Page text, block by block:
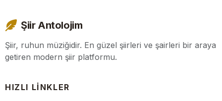
Şiir Antolojim
Şiir, ruhun müziğidir. En güzel şiirleri ve şairleri bir araya
getiren modern şiir platformu.
HIZLI LINKLER